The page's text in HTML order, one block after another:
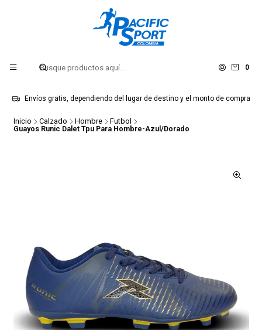
0
Envíos gratis, dependiendo del lugar de destino y el monto de compra
Inicio Calzado Hombre
Futbol
Guayos Runic Dalet Tpu Para Hombre-Azul/Dorado